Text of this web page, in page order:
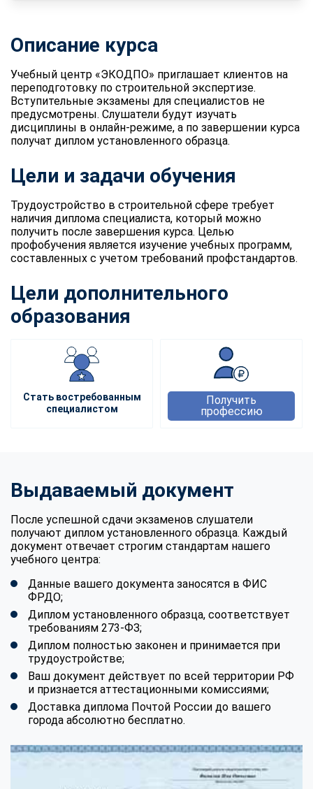
Описание курса
Учебный центр «ЭКОДПО» приглашает клиентов на
переподготовку по строительной экспертизе.
Вступительные экзамены для специалистов не
предусмотрены. Слушатели будут изучать
дисциплины в онлайн-режиме, а по завершении курса
получат диплом установленного образца.
Цели и задачи обучения
Трудоустройство в строительной сфере требует
наличия диплома специалиста, который можно
получить после завершения курса. Целью
профобучения является изучение учебных программ,
составленных с учетом требований профстандартов.
Цели дополнительного
образования
Стать востребованным
специалистом
Получить
профессию
Выдаваемый документ
После успешной сдачи экзаменов слушатели
получают диплом установленного образца. Каждый
документ отвечает строгим стандартам нашего
учебного центра:
Данные вашего документа заносятся в ФИС
ФРДО;
Диплом установленного образца, соответствует
требованиям 273-ФЗ;
Диплом полностью законен и принимается при
трудоустройстве;
Ваш документ действует по всей территории РФ
и признается аттестационными комиссиями;
Доставка диплома Почтой России до вашего
города абсолютно бесплатно.